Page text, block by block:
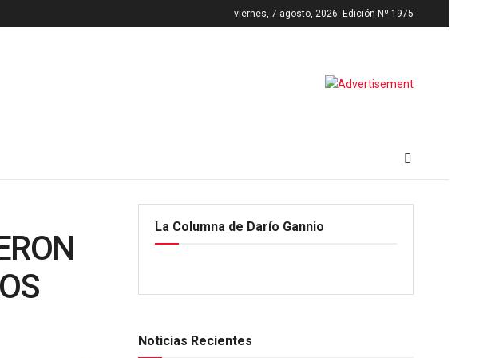
viernes, 7 agosto, 2026 -Edición Nº 1975
La Columna de Darío Gannio
Noticias Recientes